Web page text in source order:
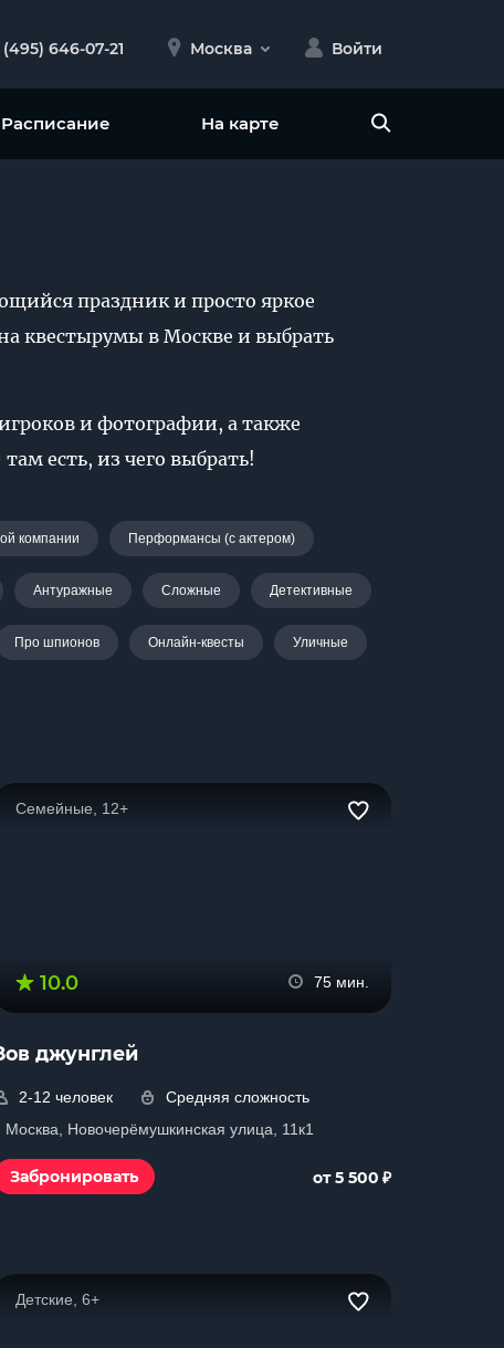
(495) 646-07-21 Москва Войти
Расписание На карте
праздник и просто яркое
квестырумы в Москве и выбрать
и фотографии, а также
есть, из чего выбрать!
компании Перформансы (с актером)
Антуражные Сложные Детективные
Про шпионов Онлайн-квесты Уличные
Семейные, 12+
10.0 75 мин.
джунглей
2-12 человек
Средняя сложность
Москва, Новочерёмушкинская улица, 11к1
Забронировать от 5 500 ₽
Детские, 6+